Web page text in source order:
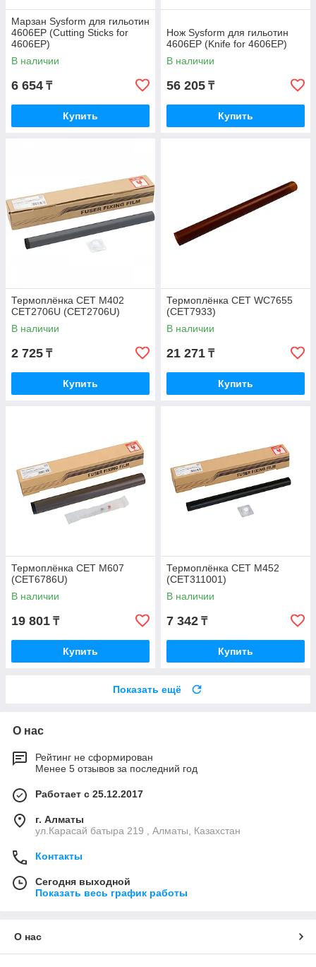
Марзан Sysform для гильотин
4606EP (Cutting Sticks for
4606EP)
В наличии
6 654 ₸
Купить
Нож Sysform для гильотин
4606EP (Knife for 4606EP)
В наличии
56 205 ₸
Купить
Термоплёнка CET M402
CET2706U (CET2706U)
В наличии
2 725 ₸
Купить
Термоплёнка CET WC7655
(CET7933)
В наличии
21 271 ₸
Купить
Термоплёнка CET M607
(CET6786U)
В наличии
19 801 ₸
Купить
Термоплёнка CET M452
(CET311001)
В наличии
7 342 ₸
Купить
Показать ещё
О нас
Рейтинг не сформирован
Менее 5 отзывов за последний год
Работает с 25.12.2017
г. Алматы
ул.Карасай батыра 219 , Алматы, Казахстан
Контакты
Сегодня выходной
Показать весь график работы
О нас